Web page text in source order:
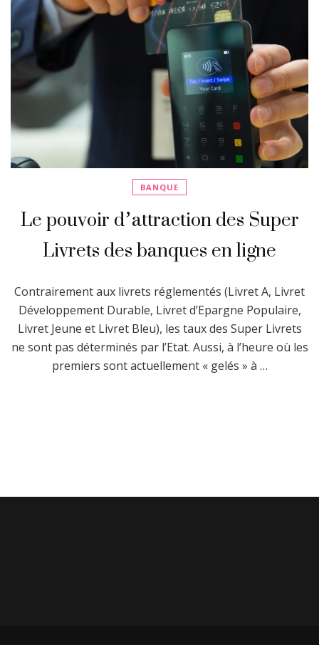
BANQUE
Le pouvoir d’attraction des Super
Livrets des banques en ligne
Contrairement aux livrets réglementés (Livret A, Livret
Développement Durable, Livret d’Epargne Populaire,
Livret Jeune et Livret Bleu), les taux des Super Livrets
ne sont pas déterminés par l’Etat. Aussi, à l’heure où les
premiers sont actuellement « gelés » à …